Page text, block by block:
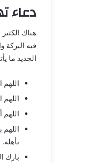
دعاء
هناك
فيه البركة
الجديد ما
اللهم
اللهم
بأهله.
بارك